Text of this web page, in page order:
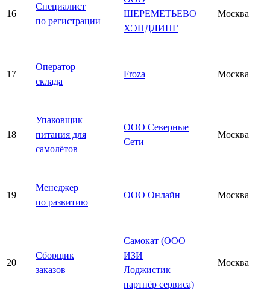
16
Специалист
по регистрации
ШЕРЕМЕТЬЕВО
ХЭНДЛИНГ
Москва
17
Оператор
склада
Froza Москва
18
Упаковщик
питания для
самолётов
ООО Северные
Сети
Москва
19
Менеджер
по развитию
ООО Онлайн Москва
20
Сборщик
заказов
Самокат (ООО
ИЗИ
Лоджистик —
партнёр сервиса)
Москва